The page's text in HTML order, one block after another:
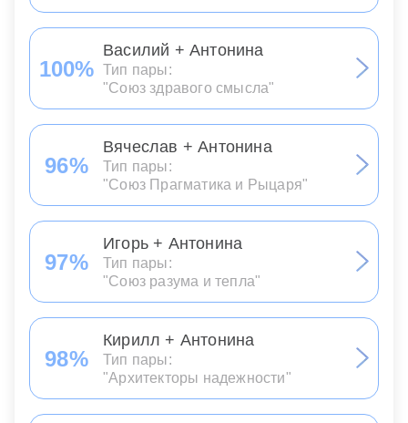
100%
Василий + Антонина
Тип пары:
"Союз здравого смысла"
96%
Вячеслав + Антонина
Тип пары:
"Союз Прагматика и Рыцаря"
97%
Игорь + Антонина
Тип пары:
"Союз разума и тепла"
98%
Кирилл + Антонина
Тип пары:
"Архитекторы надежности"